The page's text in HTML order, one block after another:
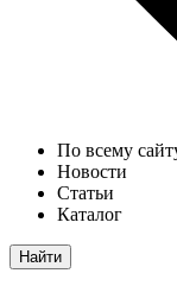
По всему
Новости
Статьи
Каталог
Найти